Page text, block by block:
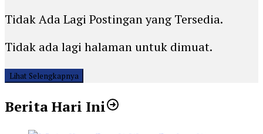
Tidak Ada Lagi Postingan yang Tersedia.
Tidak ada lagi halaman untuk dimuat.
Lihat Selengkapnya
Berita Hari Ini